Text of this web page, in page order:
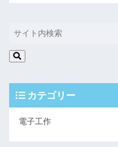
カテゴリー